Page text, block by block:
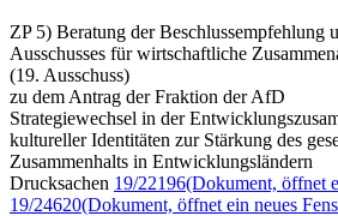
ZP 5) Beratung der Beschlussempfehlung
Ausschusses für wirtschaftliche
(19. Ausschuss)
zu dem Antrag der Fraktion der AfD
Strategiewechsel in der
kultureller Identitäten zur Stärkung des
Zusammenhalts in Entwicklungsländern
Drucksachen 19/22196(Dokument, öffnet
19/24620(Dokument, öffnet ein neues